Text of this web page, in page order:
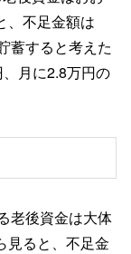
、不足金額は
蓄すると考えた
月に2.8万円の
老後資金は大体
見ると、不足金